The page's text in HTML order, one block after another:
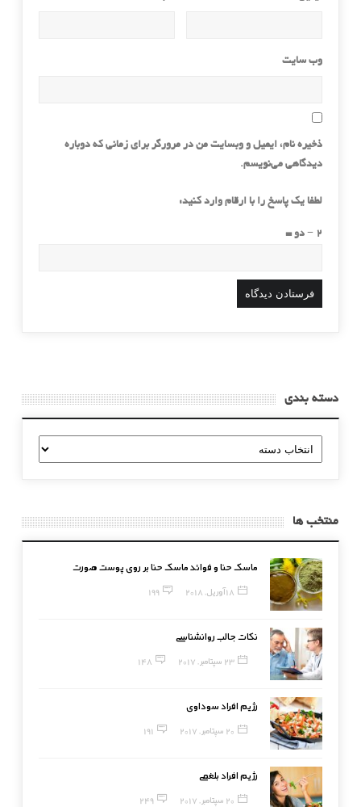
وب‌ سایت
ذخیره نام، ایمیل و وبسایت من در مرورگر برای زمانی که دوباره
دیدگاهی می‌نویسم.
لطفا یک پاسخ را با ارقام وارد کنید:
2 − دو =
دسته بندی
دسته
بندی
منتخب ها
ماسک حنا و فوائد ماسک حنا بر روی پوست صورت
18 آوریل, 2018 199
نکات جالب روانشناسی
23 سپتامبر, 2017 148
رژیم افراد سوداوی
20 سپتامبر, 2017 191
رژیم افراد بلغمی
20 سپتامبر, 2017 249